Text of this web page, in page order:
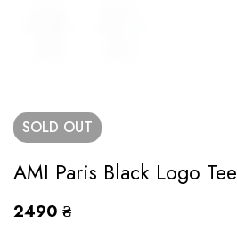
SOLD OUT
AMI Paris Black Logo Tee
2490 ₴